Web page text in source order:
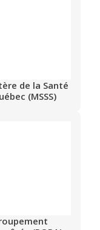
de la Santé
(MSSS)